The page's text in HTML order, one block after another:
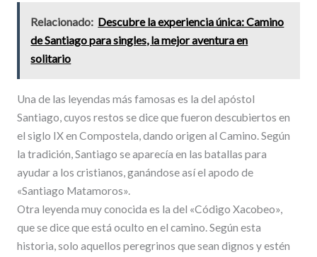
Relacionado: Descubre la experiencia única: Camino
de Santiago para singles, la mejor aventura en
solitario
Una de las leyendas más famosas es la del apóstol
Santiago, cuyos restos se dice que fueron descubiertos en
el siglo IX en Compostela, dando origen al Camino. Según
la tradición, Santiago se aparecía en las batallas para
ayudar a los cristianos, ganándose así el apodo de
«Santiago Matamoros».
Otra leyenda muy conocida es la del «Código Xacobeo»,
que se dice que está oculto en el camino. Según esta
historia, solo aquellos peregrinos que sean dignos y estén